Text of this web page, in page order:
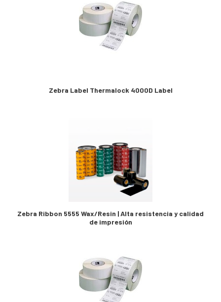
Zebra Label Thermalock 4000D Label
Zebra Ribbon 5555 Wax/Resin | Alta resistencia y calidad
de impresión